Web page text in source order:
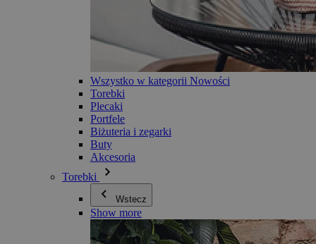
Wszystko w kategorii Nowości
Torebki
Plecaki
Portfele
Biżuteria i zegarki
Buty
Akcesoria
Torebki
Wstecz
Show more